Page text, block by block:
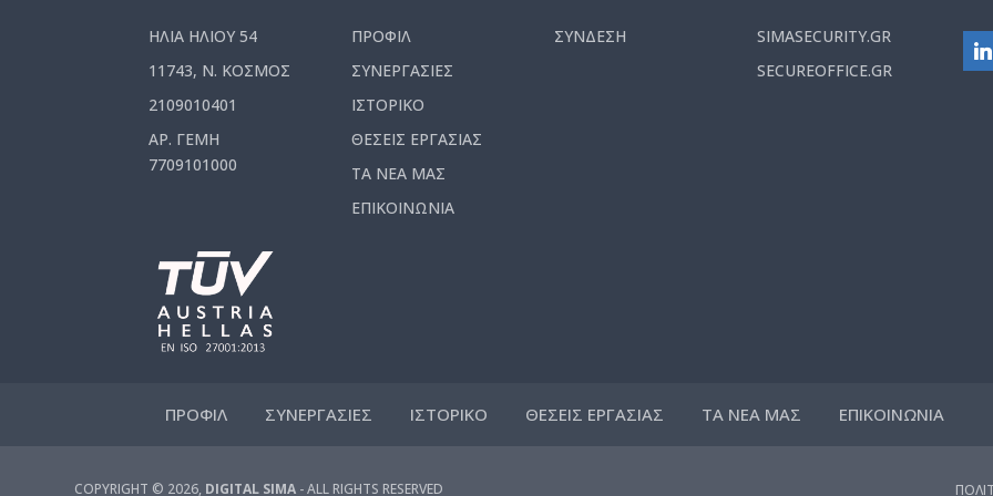
ΗΛΙΑ ΗΛΙΟΥ 54
11743, Ν. ΚΟΣΜΟΣ
2109010401
ΑΡ. ΓΕΜΗ
7709101000
ΠΡΟΦΙΛ
ΣΥΝΕΡΓΑΣΙΕΣ
ΙΣΤΟΡΙΚΟ
ΘΕΣΕΙΣ ΕΡΓΑΣΙΑΣ
ΤΑ ΝΕΑ ΜΑΣ
ΕΠΙΚΟΙΝΩΝΙΑ
ΣΥΝΔΕΣΗ
SIMASECURITY.GR
SECUREOFFICE.GR
ΠΡΟΦΙΛ ΣΥΝΕΡΓΑΣΙΕΣ ΙΣΤΟΡΙΚΟ ΘΕΣΕΙΣ ΕΡΓΑΣΙΑΣ ΤΑ ΝΕΑ ΜΑΣ ΕΠΙΚΟΙΝΩΝΙΑ
COPYRIGHT © 2026, DIGITAL SIMA - ALL RIGHTS RESERVED